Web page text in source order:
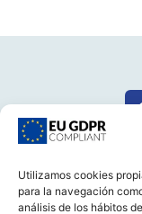
Utilizamos cookies
para la navegación
análisis de los hábitos